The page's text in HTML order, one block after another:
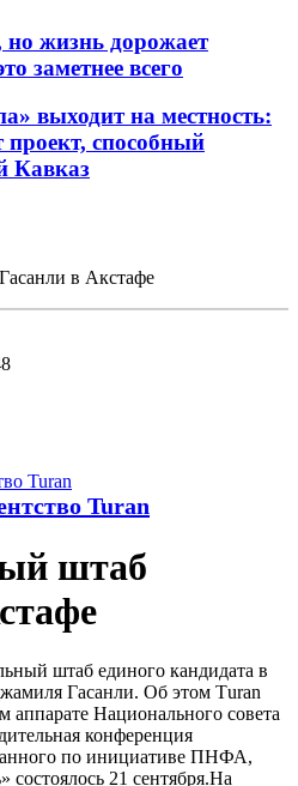
но жизнь дорожает
заметнее всего
выходит на местность:
способный
Кавказ
в Акстафе
Turan
штаб
штаб единого кандидата в
Гасанли. Об этом Тuran
Национального совета
конференция
по инициативе ПНФА,
21 сентября.На